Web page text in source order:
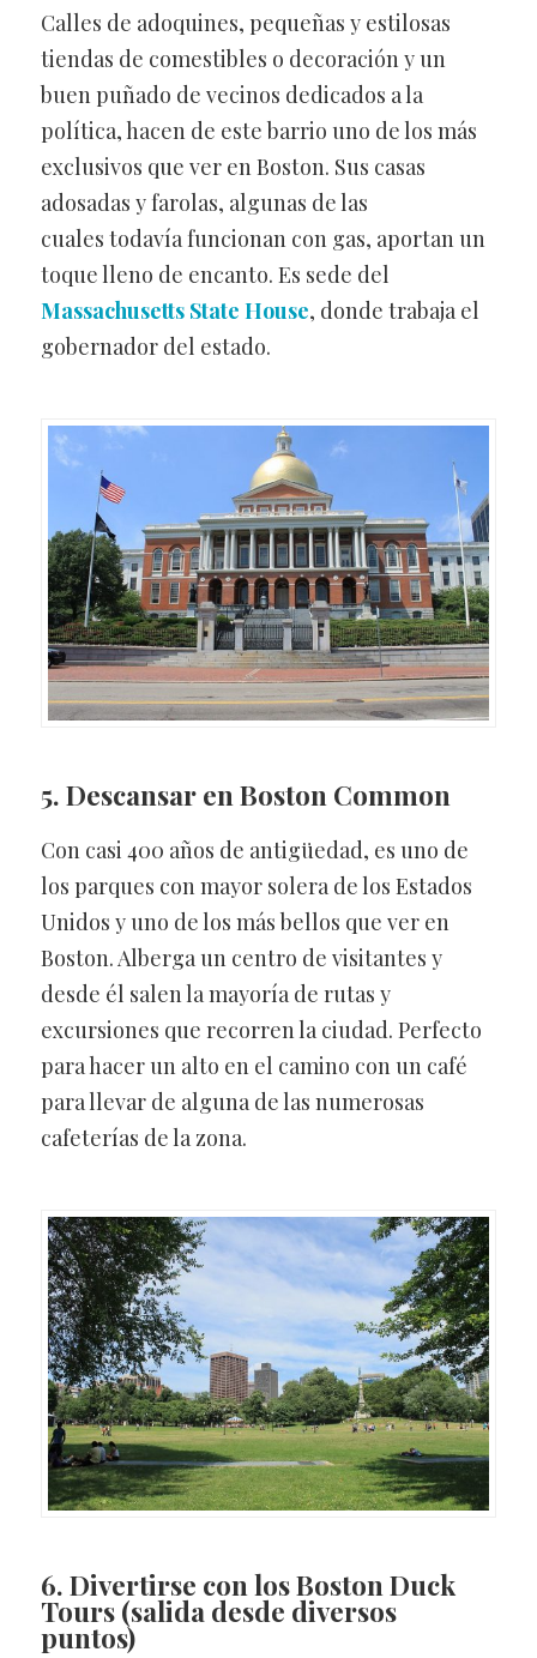
Calles de adoquines, pequeñas y estilosas
tiendas de comestibles o decoración y un
buen puñado de vecinos dedicados a la
política, hacen de este barrio uno de los más
exclusivos que ver en Boston. Sus casas
adosadas y farolas, algunas de las
cuales todavía funcionan con gas, aportan un
toque lleno de encanto. Es sede del
Massachusetts State House, donde trabaja el
gobernador del estado.
5. Descansar en Boston Common
Con casi 400 años de antigüedad, es uno de
los parques con mayor solera de los Estados
Unidos y uno de los más bellos que ver en
Boston. Alberga un centro de visitantes y
desde él salen la mayoría de rutas y
excursiones que recorren la ciudad. Perfecto
para hacer un alto en el camino con un café
para llevar de alguna de las numerosas
cafeterías de la zona.
6. Divertirse con los Boston Duck
Tours(salida desde diversos
puntos)